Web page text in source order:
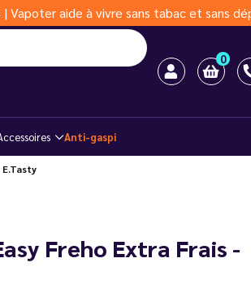
aide à vivre sans tabac et sans
0
Anti-gaspi
Freho Extra Frais -